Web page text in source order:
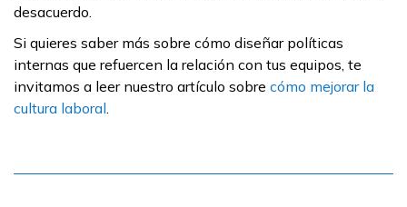
desacuerdo.
Si quieres saber más sobre cómo diseñar políticas
internas que refuercen la relación con tus equipos, te
invitamos a leer nuestro artículo sobre cómo mejorar la
cultura laboral